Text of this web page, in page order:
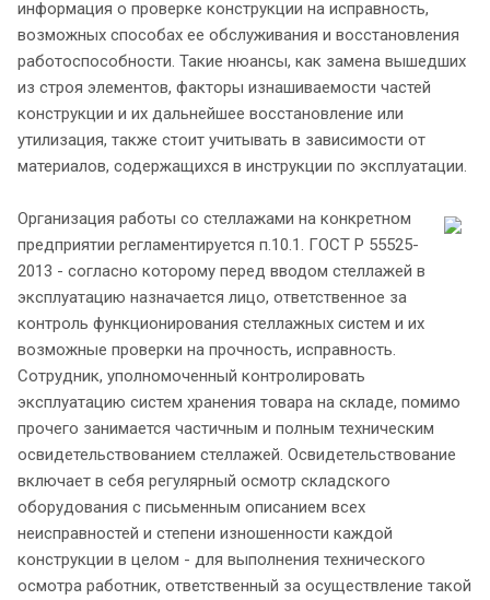
информация о проверке конструкции на исправность,
возможных способах ее обслуживания и восстановления
работоспособности. Такие нюансы, как замена вышедших
из строя элементов, факторы изнашиваемости частей
конструкции и их дальнейшее восстановление или
утилизация, также стоит учитывать в зависимости от
материалов, содержащихся в инструкции по эксплуатации.
Организация работы со стеллажами на конкретном
предприятии регламентируется п.10.1. ГОСТ Р 55525-
2013 - согласно которому перед вводом стеллажей в
эксплуатацию назначается лицо, ответственное за
контроль функционирования стеллажных систем и их
возможные проверки на прочность, исправность.
Сотрудник, уполномоченный контролировать
эксплуатацию систем хранения товара на складе, помимо
прочего занимается частичным и полным техническим
освидетельствованием стеллажей. Освидетельствование
включает в себя регулярный осмотр складского
оборудования с письменным описанием всех
неисправностей и степени изношенности каждой
конструкции в целом - для выполнения технического
осмотра работник, ответственный за осуществление такой